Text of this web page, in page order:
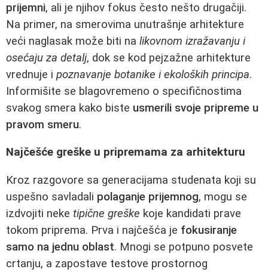
prijemni, ali je njihov fokus često nešto drugačiji.
Na primer, na smerovima unutrašnje arhitekture
veći naglasak može biti na likovnom izražavanju i
osećaju za detalj, dok se kod pejzažne arhitekture
vrednuje i poznavanje botanike i ekoloških principa.
Informišite se blagovremeno o specifičnostima
svakog smera kako biste usmerili svoje pripreme u
pravom smeru.
Najčešće greške u pripremama za arhitekturu
Kroz razgovore sa generacijama studenata koji su
uspešno savladali polaganje prijemnog, mogu se
izdvojiti neke tipične greške koje kandidati prave
tokom priprema. Prva i najčešća je fokusiranje
samo na jednu oblast. Mnogi se potpuno posvete
crtanju, a zapostave testove prostornog